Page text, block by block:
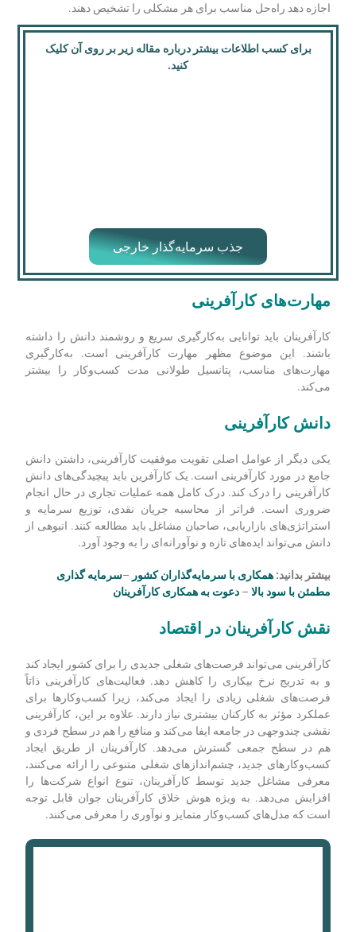
اجازه دهد راه‌حل مناسب برای هر مشکلی را تشخیص دهند.
برای کسب اطلاعات بیشتر درباره مقاله زیر بر روی آن کلیک
کنید.
جذب سرمایه‌گذار خارجی
مهارت‌های کارآفرینی
کارآفرینان باید توانایی به‌کارگیری سریع و روشمند دانش را داشته
باشند. این موضوع مظهر مهارت کارآفرینی است. به‌کارگیری
مهارت‌های مناسب، پتانسیل طولانی مدت کسب‌وکار را بیشتر
می‌کند.
دانش کارآفرینی
یکی دیگر از عوامل اصلی تقویت موفقیت کارآفرینی، داشتن دانش
جامع در مورد کارآفرینی است. یک کارآفرین باید پیچیدگی‌های دانش
کارآفرینی را درک کند. درک کامل همه عملیات تجاری در حال انجام
ضروری است. فراتر از محاسبه جریان نقدی، توزیع سرمایه و
استراتژی‌های بازاریابی، صاحبان مشاغل باید مطالعه کنند. انبوهی از
دانش می‌تواند ایده‌های تازه و نوآورانه‌ای را به وجود آورد.
بیشتر بدانید:همکاری با سرمایه‌گذاران کشور –سرمایه گذاری
مطمئن با سود بالا –دعوت به همکاری کارآفرینان
نقش کارآفرینان در اقتصاد
کارآفرینی می‌تواند فرصت‌های شغلی جدیدی را برای کشور ایجاد کند
و به تدریج نرخ بیکاری را کاهش دهد. فعالیت‌های کارآفرینی ذاتاً
فرصت‌های شغلی زیادی را ایجاد می‌کند، زیرا کسب‌وکارها برای
عملکرد مؤثر به کارکنان بیشتری نیاز دارند. علاوه بر این، کارآفرینی
نقشی چندوجهی در جامعه ایفا می‌کند و منافع را هم در سطح فردی و
هم در سطح جمعی گسترش می‌دهد. کارآفرینان از طریق ایجاد
کسب‌وکارهای جدید، چشم‌اندازهای شغلی متنوعی را ارائه می‌کنند.
معرفی مشاغل جدید توسط کارآفرینان، تنوع انواع شرکت‌ها را
افزایش می‌دهد. به ویژه هوش خلاق کارآفرینان جوان قابل توجه
است که مدل‌های کسب‌وکار متمایز و نوآوری را معرفی می‌کنند.